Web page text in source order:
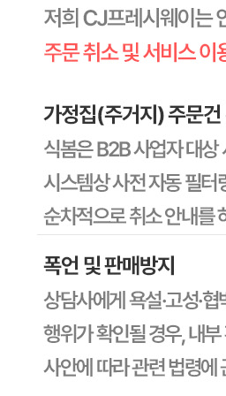
상세페이지참고
영양성분
상세페이지참고
유전자변형식품에 해당하는 경우의
수입식품 여부
수입식품안전관리특별법에 따른
소비자 상담 관련 전화번호
반품/교환 정보
판매자명
문의번호
반품/교환
배송비
반품 배송비: 30,000원
교환 배송비: 30,000원
주의사항